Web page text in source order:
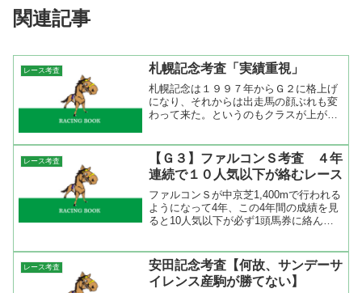
関連記事
レース考査 札幌記念考査「実績重視」
札幌記念は１９９７年からＧ２に格上げ
になり、それからは出走馬の顔ぶれも変
わって来た。というのもクラスが上がっ
ーセンジョーダン、アーネストリーがこ
のローテーションで好走。...
レース考査
【Ｇ３】ファルコンＳ考査 ４年
連続で１０人気以下が絡むレース
ファルコンＳが中京芝1,400mで行われる
ようになって4年、この4年間の成績を見
ると10人気以下が必ず1頭馬券に絡んで
ナト（3着）、3年前は11人気のカシノピ
カチュウ...
レース考査
安田記念考査【何故、サンデーサ
イレンス産駒が勝てない】